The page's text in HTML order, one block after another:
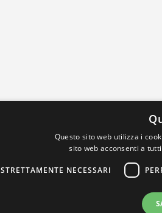
Questo sito web utilizza i
sito web acconsenti a
STRETTAMENTE NECESSARI